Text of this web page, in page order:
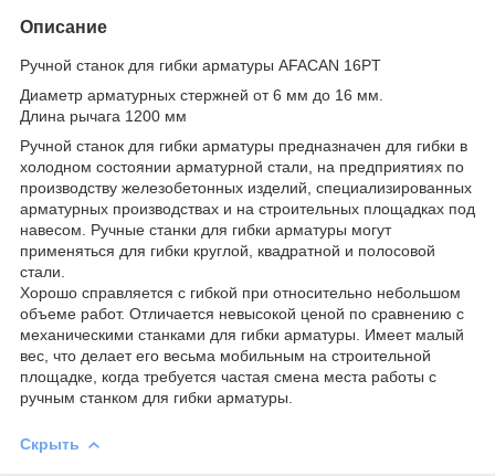
Описание
Ручной станок для гибки арматуры AFACAN 16PT
Диаметр арматурных стержней от 6 мм до 16 мм.
Длина рычага 1200 мм
Ручной станок для гибки арматуры предназначен для гибки в
холодном состоянии арматурной стали, на предприятиях по
производству железобетонных изделий, специализированных
арматурных производствах и на строительных площадках под
навесом. Ручные станки для гибки арматуры могут
применяться для гибки круглой, квадратной и полосовой
стали.
Хорошо справляется с гибкой при относительно небольшом
объеме работ. Отличается невысокой ценой по сравнению с
механическими станками для гибки арматуры. Имеет малый
вес, что делает его весьма мобильным на строительной
площадке, когда требуется частая смена места работы с
ручным станком для гибки арматуры.
Скрыть